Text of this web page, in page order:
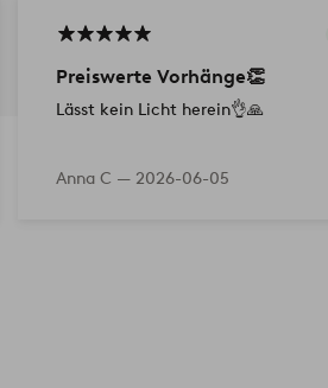
Preiswerte Vorhänge👏
Lässt kein Licht herein👌🙏
Anna C — 2026-06-05